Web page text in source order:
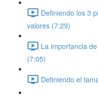
Definiendo los 3
valores (7:29)
La importancia
(7:05)
Definiendo el